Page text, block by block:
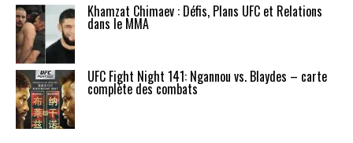
Khamzat Chimaev : Défis, Plans UFC et Relations
dans le MMA
UFC Fight Night 141: Ngannou vs. Blaydes – carte
complète des combats